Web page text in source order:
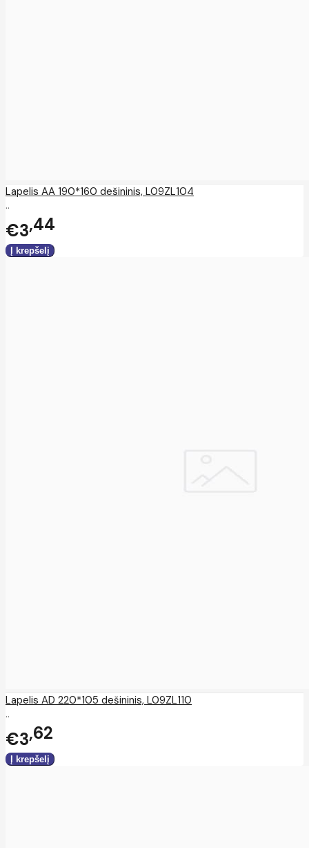
Lapelis AA 190*160 dešininis, L09ZL104
..
€3 44
Lapelis AD 220*105 dešininis, L09ZL110
..
€3 62